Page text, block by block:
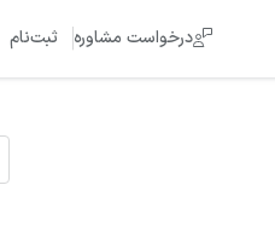
درخواست مشاوره ثبت‌نام